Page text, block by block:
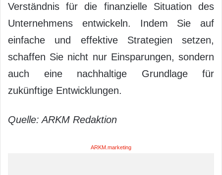
Verständnis für die finanzielle Situation des
Unternehmens entwickeln. Indem Sie auf
einfache und effektive Strategien setzen,
schaffen Sie nicht nur Einsparungen, sondern
auch eine nachhaltige Grundlage für
zukünftige Entwicklungen.
Quelle: ARKM Redaktion
ARKM.marketing